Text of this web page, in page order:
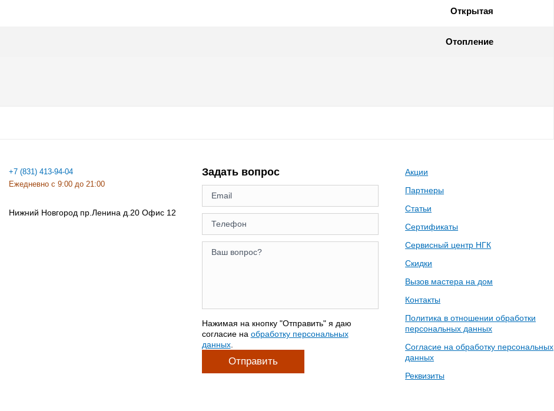
Открытая
Отопление
+7 (831) 413-94-04
Ежедневно с 9:00 до 21:00
Нижний Новгород пр.Ленина д.20 Офис 12
Задать вопрос
Нажимая на кнопку "Отправить" я даю
согласие на обработку персональных
данных.
Отправить
Акции
Партнеры
Статьи
Сертификаты
Сервисный центр НГК
Скидки
Вызов мастера на дом
Контакты
Политика в отношении обработки
персональных данных
Согласие на обработку персональных
данных
Реквизиты